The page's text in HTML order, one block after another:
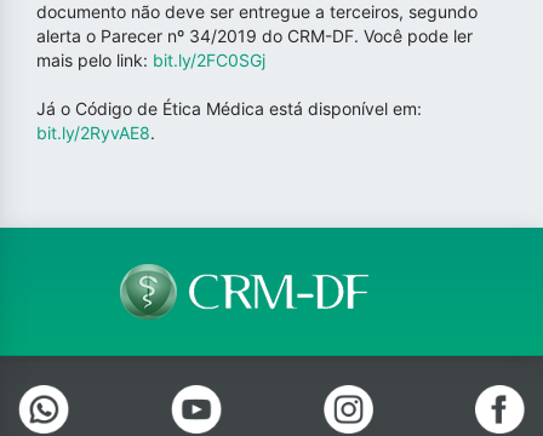
documento não deve ser entregue a terceiros, segundo
alerta o Parecer nº 34/2019 do CRM-DF. Você pode ler
mais pelo link: bit.ly/2FC0SGj
Já o Código de Ética Médica está disponível em:
bit.ly/2RyvAE8.